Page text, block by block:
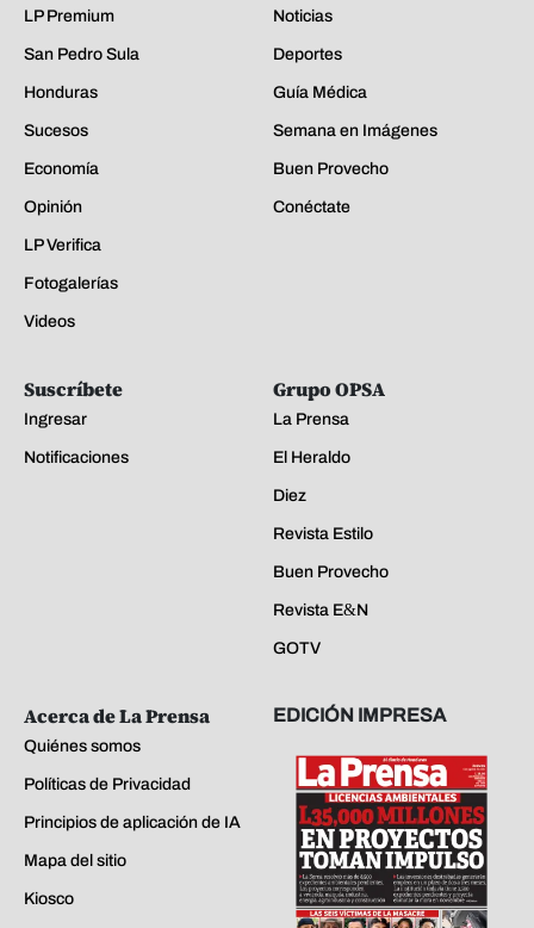
LP Premium
San Pedro Sula
Honduras
Sucesos
Economía
Opinión
LP Verifica
Fotogalerías
Videos
Noticias
Deportes
Guía Médica
Semana en Imágenes
Buen Provecho
Conéctate
Suscríbete
Ingresar
Notificaciones
Grupo OPSA
La Prensa
El Heraldo
Diez
Revista Estilo
Buen Provecho
Revista E&N
GOTV
Acerca de La Prensa
Quiénes somos
Políticas de Privacidad
Principios de aplicación de IA
Mapa del sitio
Kiosco
EDICIÓN IMPRESA